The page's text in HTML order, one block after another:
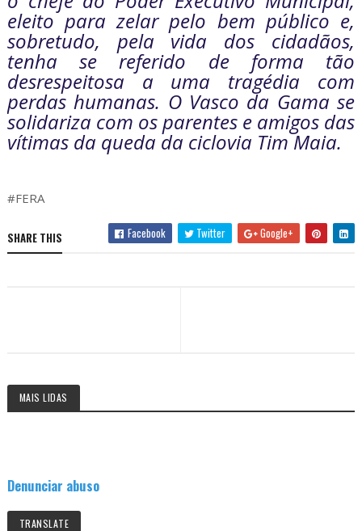
eleito para zelar pelo bem público e,
sobretudo, pela vida dos cidadãos,
tenha se referido de forma tão
desrespeitosa a uma tragédia com
perdas humanas. O Vasco da Gama se
solidariza com os parentes e amigos das
vítimas da queda da ciclovia Tim Maia.
#FERA
SHARE THIS Facebook Twitter Google+
MAIS LIDAS
Denunciar abuso
TRANSLATE